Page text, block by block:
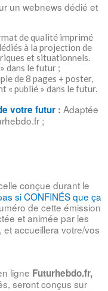
un webnews dédié et
de qualité imprimé
à la projection de
et situationnels.
dans le futur ;
de 8 pages + poster,
« publié » dans le futur.
votre futur : Adaptée
;
conçue durant le
si CONFINÉS que ça
et animée par les
et accueillera votre/vos
ligne Futurhebdo.fr,
seront conçus sur